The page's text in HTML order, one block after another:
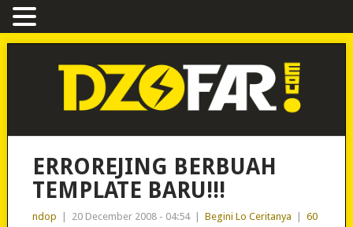
ERROREJING BERBUAH
TEMPLATE BARU!!!
ndop 20 December 2008 - 04:54 Begini Lo Ceritanya
60